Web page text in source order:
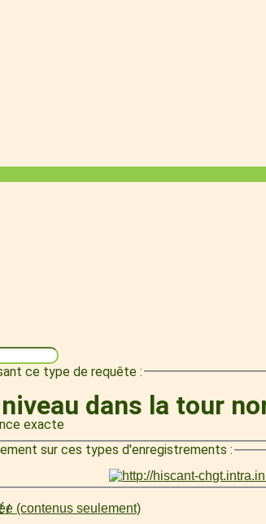
ce type de requête :
exacte
sur ces types d'enregistrements :
(contenus seulement)
dans la tour
/